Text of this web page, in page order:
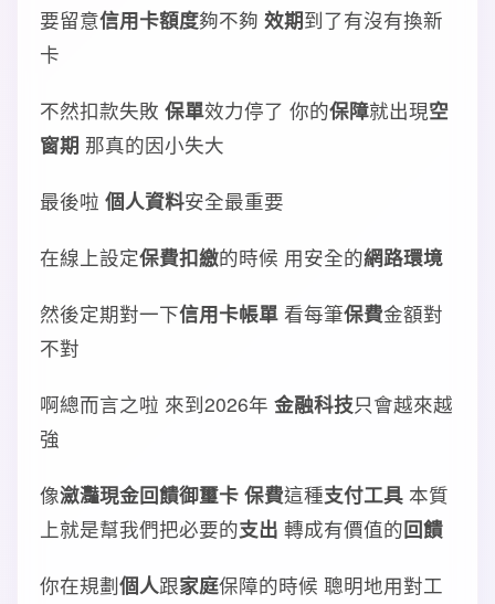
要留意信用卡額度夠不夠 效期到了有沒有換新
卡
不然扣款失敗 保單效力停了 你的保障就出現空
窗期 那真的因小失大
最後啦 個人資料安全最重要
在線上設定保費扣繳的時候 用安全的網路環境
然後定期對一下信用卡帳單 看每筆保費金額對
不對
啊總而言之啦 來到2026年 金融科技只會越來越
強
像瀲灩現金回饋御璽卡 保費這種支付工具 本質
上就是幫我們把必要的支出 轉成有價值的回饋
你在規劃個人跟家庭保障的時候 聰明地用對工